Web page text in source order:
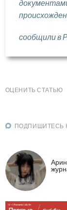
сообщили в
ОЦЕНИТЬ СТАТЬЮ
ПОДПИШИТЕСЬ